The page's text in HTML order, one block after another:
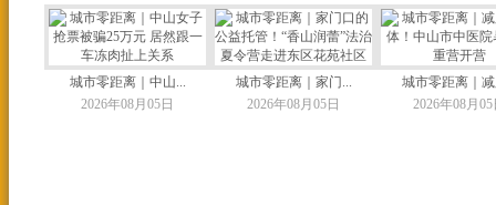
城市零距离｜中山...
2026年08月05日
城市零距离｜家门...
2026年08月05日
城市零距离｜
2026年08月05